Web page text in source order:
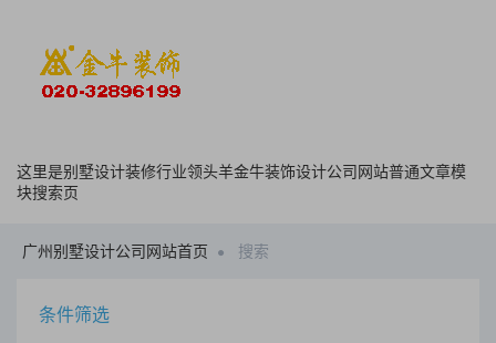
这里是别墅设计装修行业领头羊金牛装饰设计公司网站普通文章模
块搜索页
广州别墅设计公司网站首页 搜索
条件筛选